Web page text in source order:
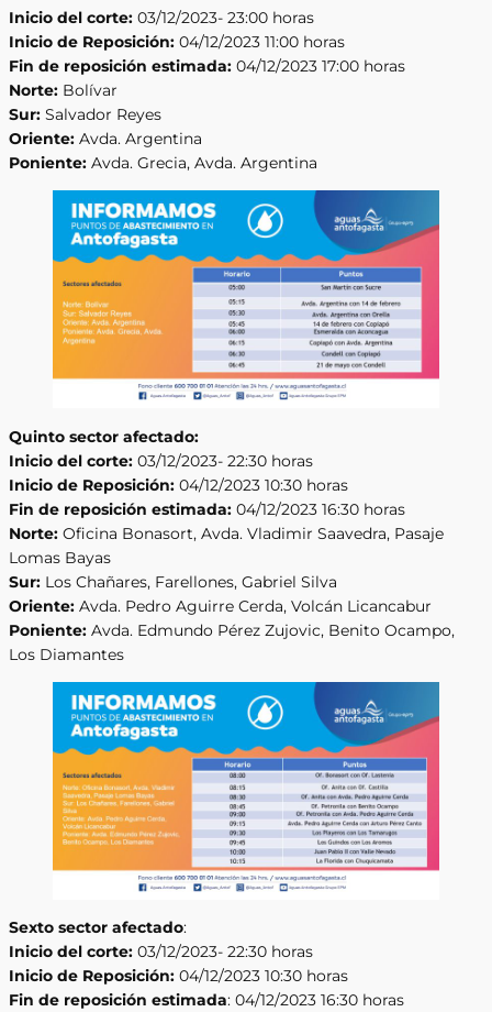
Inicio del corte: 03/12/2023- 23:00 horas
Inicio de Reposición: 04/12/2023 11:00 horas
Fin de reposición estimada: 04/12/2023 17:00 horas
Norte: Bolívar
Sur: Salvador Reyes
Oriente: Avda. Argentina
Poniente: Avda. Grecia, Avda. Argentina
Quinto sector afectado:
Inicio del corte: 03/12/2023- 22:30 horas
Inicio de Reposición: 04/12/2023 10:30 horas
Fin de reposición estimada: 04/12/2023 16:30 horas
Norte: Oficina Bonasort, Avda. Vladimir Saavedra, Pasaje
Lomas Bayas
Sur: Los Chañares, Farellones, Gabriel Silva
Oriente: Avda. Pedro Aguirre Cerda, Volcán Licancabur
Poniente: Avda. Edmundo Pérez Zujovic, Benito Ocampo,
Los Diamantes
Sexto sector afectado:
Inicio del corte: 03/12/2023- 22:30 horas
Inicio de Reposición: 04/12/2023 10:30 horas
Fin de reposición estimada: 04/12/2023 16:30 horas